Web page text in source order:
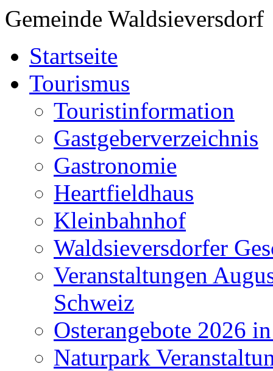
Gemeinde Waldsieversdorf
Startseite
Tourismus
Touristinformation
Gastgeberverzeichnis
Gastronomie
Heartfieldhaus
Kleinbahnhof
Waldsieversdorfer
Veranstaltungen
Schweiz
Osterangebote 2026
Naturpark